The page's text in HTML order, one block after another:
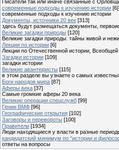
Писатели так или иначе связанные с
современные подходы к изучению истории [6]
современные подходы к изучению истории
Документы, источники 20 век [313]
здесь будут размещаться документы,
Великие загадки природы [120]
Великие загадки природы: тайны живой и
Лекции по истории [6]
Лекции по Отечественной истории,
Загадки истории [109]
загадки истории
Великие авантюристы [115]
в этом разделе вы узнаете о самых
Боги народов мира [87]
Аферы века [37]
Самые громкие аферы 20 века
Великие операции спецслужб [99]
Гении ВМФ [96]
Географические открытия [102]
Заговоры и перевороты [100]
Правители [1934]
Люди находящиеся у власти в разные
кандидатский минимум по "истории и
ответы на вопросы